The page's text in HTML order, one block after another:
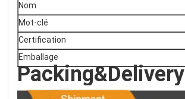
Nom
Mot-clé
Certification
Emballage
Packing&Delivery